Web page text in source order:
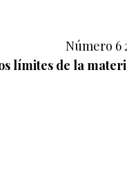
Número 6
límites de la